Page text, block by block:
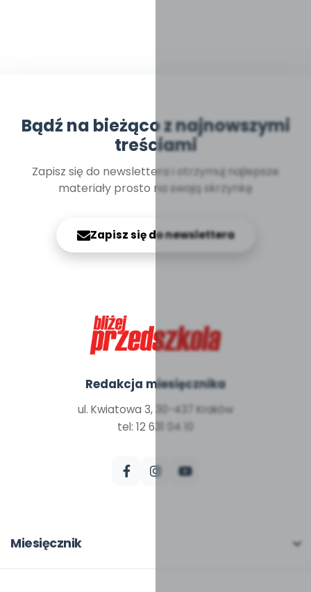
Bądź na bieżąco z najnowszymi
treściami
Zapisz się do newslettera i otrzymuj najlepsze
materiały prosto na swoją skrzynkę
Zapisz się do newslettera
Redakcja miesięcznika
ul. Kwiatowa 3, 30-437 Kraków
tel: 12 631 04 10
Miesięcznik